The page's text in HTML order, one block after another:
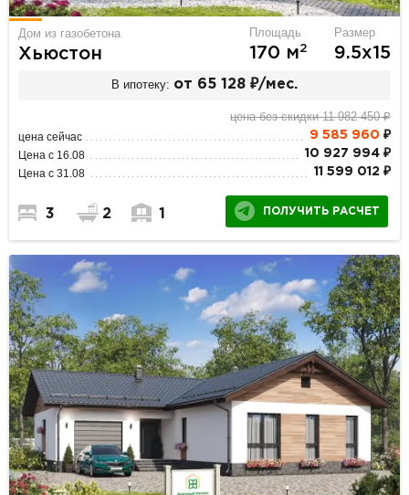
Дом из газобетона
Хьюстон
Площадь
170 м2
Размер
9.5х15
В ипотеку: от 65 128 ₽/мес.
цена без скидки 11 982 450 ₽
цена сейчас 9 585 960 ₽
Цена с 16.08 10 927 994 ₽
Цена с 31.08 11 599 012 ₽
3 2 1 ПОЛУЧИТЬ РАСЧЕТ